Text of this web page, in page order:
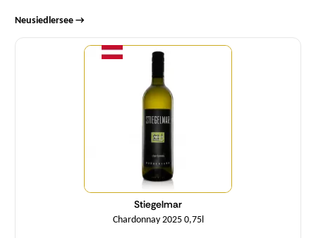
Neusiedlersee →
Stiegelmar
Chardonnay 2025 0,75l
Cantidad